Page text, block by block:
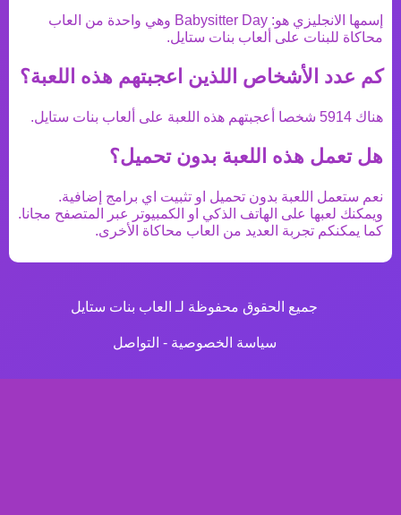
إسمها الانجليزي هو: Babysitter Day وهي واحدة من العاب
محاكاة للبنات على ألعاب بنات ستايل.
كم عدد الأشخاص اللذين اعجبتهم هذه اللعبة؟
هناك 5914 شخصا أعجبتهم هذه اللعبة على ألعاب بنات ستايل.
هل تعمل هذه اللعبة بدون تحميل؟
نعم ستعمل اللعبة بدون تحميل او تثبيت اي برامج إضافية.
ويمكنك لعبها على الهاتف الذكي او الكمبيوتر عبر المتصفح مجانا.
كما يمكنكم تجربة العديد من العاب محاكاة الأخرى.
جميع الحقوق محفوظة لـ العاب بنات ستايل
سياسة الخصوصية - التواصل